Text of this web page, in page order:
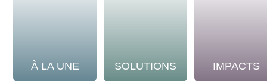
À LA UNE SOLUTIONS IMPACTS